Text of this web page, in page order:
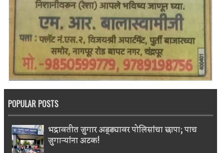
POPULAR POSTS
भद्रावतीत जुगार अड्ड्यावर पोलिसांचा छापा; पाच
जुगाऱ्यांना अटक!